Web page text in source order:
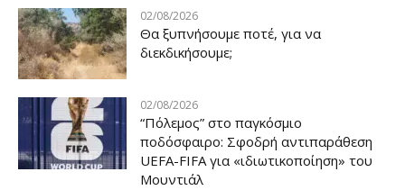
02/08/2026
Θα ξυπνήσουμε ποτέ, για να
διεκδικήσουμε;
02/08/2026
“Πόλεμος” στο παγκόσμιο
ποδόσφαιρο: Σφοδρή αντιπαράθεση
UEFA-FIFA για «ιδιωτικοποίηση» του
Μουντιάλ